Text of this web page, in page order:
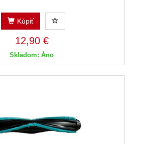
Kúpiť
12,90 €
Skladom: Áno